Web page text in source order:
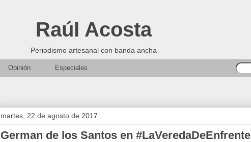
Raúl Acosta
Periodismo artesanal con banda ancha
Opinión Especiales
martes, 22 de agosto de 2017
German de los Santos en #LaVeredaDeEnfrente